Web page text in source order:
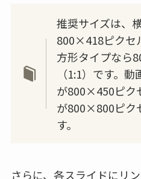
推奨サイズは、
800×418ピクセ
方形タイプなら
（1:1）です。
が800×450ピク
が800×800ピク
す。
さらに、各スライドにリ